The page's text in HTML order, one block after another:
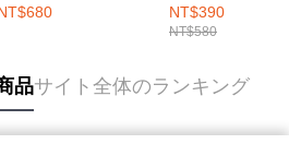
黑
NT$390
NT$580
品サイト全体のランキング